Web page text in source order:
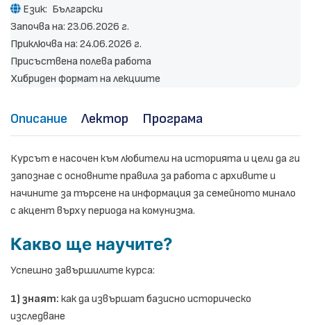
Описание Лектор Програма
Курсът е насочен към любители на историята и цели да ги
запознае с основните правила за работа с архивите и
начините за търсене на информация за семейното минало
с акцент върху периода на комунизма.
Какво ще научите?
Успешно завършилите курса:
1) знаят: как да извършат базисно историческо
изследване
Език: Български
Започва на: 23.06.2026 г.
Приключва на: 24.06.2026 г.
Присъствена полева работа
Хибриден формат на лекциите